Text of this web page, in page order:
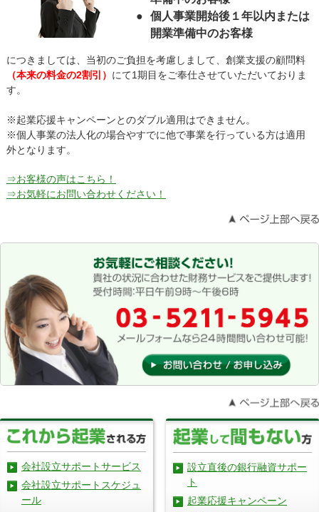
●
個人事業開始後１年以内または
開業準備中のお客様
につきましては、当初のご負担を考慮しまして、創業支援の顧問料
（本来の料金の2割引） にて1期目をご奉仕させていただいておりま
す。
※起業応援キャンペーンとのダブル適用はできません。
※個人事業の法人化の場合やすでに他で事業を行っている方は適用
外となります。
⇒お客様の声はこちら！
⇒お気軽にお問い合わせください！
会社設立サポートサービス
会社設立サポートスケジュ
ール
設立直後の銀行融資サポー
ト
起業応援キャンペーン